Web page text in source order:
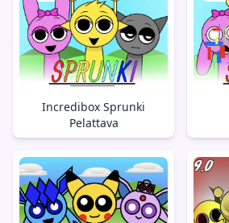
Incredibox Sprunki
Pelattava